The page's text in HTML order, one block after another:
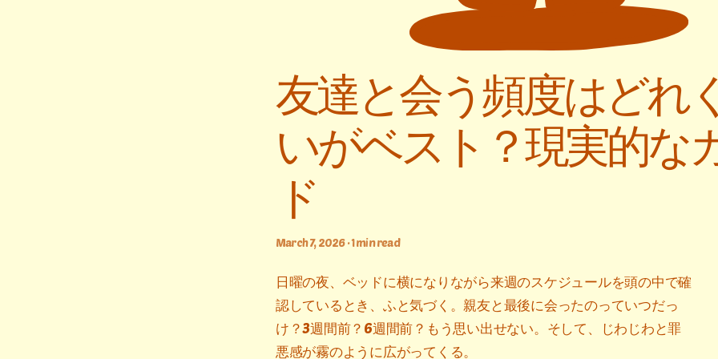
友達と会う頻度はどれ
いがベスト？現実的な
ド
March 7, 2026 · 1 min read
日曜の夜、ベッドに横になりながら来週のスケジュールを頭の中で確
認しているとき、ふと気づく。親友と最後に会ったのっていつだっ
け？3週間前？6週間前？もう思い出せない。そして、じわじわと罪
悪感が霧のように広がってくる。